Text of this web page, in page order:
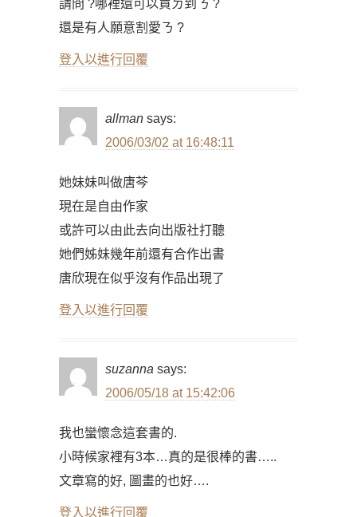
請問 ?哪裡還可以買ㄉ到ㄋ ?
還是有人願意割愛ㄋ ?
登入以進行回覆
allman says:
2006/03/02 at 16:48:11
她妹妹叫做唐芩
現在是自由作家
或許可以由此去向出版社打聽
她們姊妹幾年前還有合作出書
唐欣現在似乎沒有作品出現了
登入以進行回覆
suzanna says:
2006/05/18 at 15:42:06
我也蠻懷念這套書的.
小時候家裡有3本…真的是很棒的書…..
文章寫的好, 圖畫的也好….
登入以進行回覆